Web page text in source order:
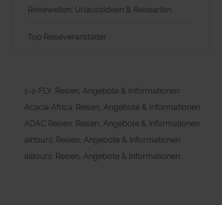
Reisewelten: Urlaubsideen & Reisearten
Top Reiseveranstalter
1-2-FLY: Reisen, Angebote & Informationen
Acacia Africa: Reisen, Angebote & Informationen
ADAC Reisen: Reisen, Angebote & Informationen
airtours: Reisen, Angebote & Informationen
alltours: Reisen, Angebote & Informationen